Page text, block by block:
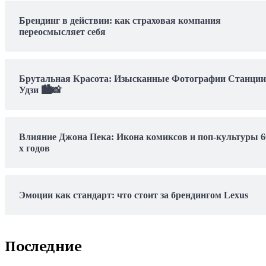
Брендинг в действии: как страховая компания
переосмысляет себя
Брутальная Красота: Изысканные Фотографии Станции
Удзи 🏙️📸
Влияние Джона Пека: Икона комиксов и поп-культуры
х годов
Эмоции как стандарт: что стоит за брендингом Lexus
Последние